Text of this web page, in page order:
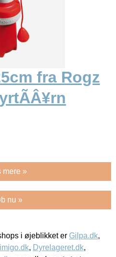
fra Rogz
mere »
nu »
i øjeblikket er Gilpa.dk,
, Dyrelageret.dk,